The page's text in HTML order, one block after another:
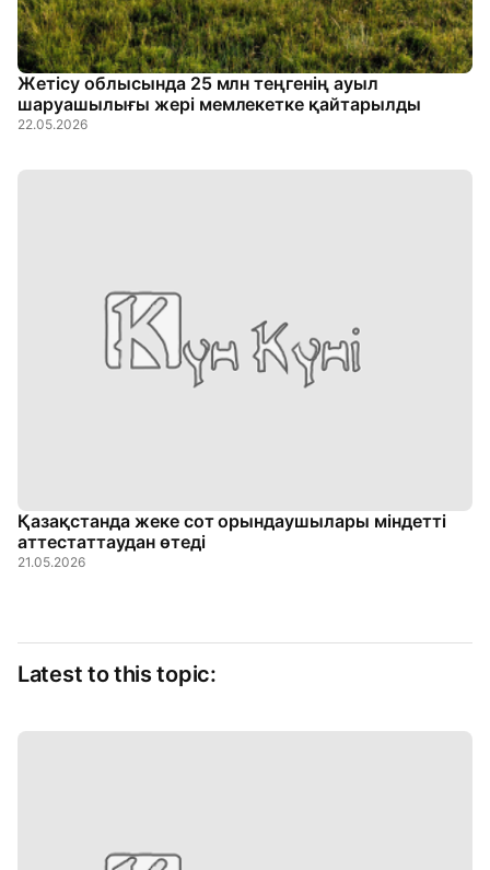
Жетісу облысында 25 млн теңгенің ауыл
шаруашылығы жері мемлекетке қайтарылды
22.05.2026
Қазақстанда жеке сот орындаушылары міндетті
аттестаттаудан өтеді
21.05.2026
Latest to this topic: